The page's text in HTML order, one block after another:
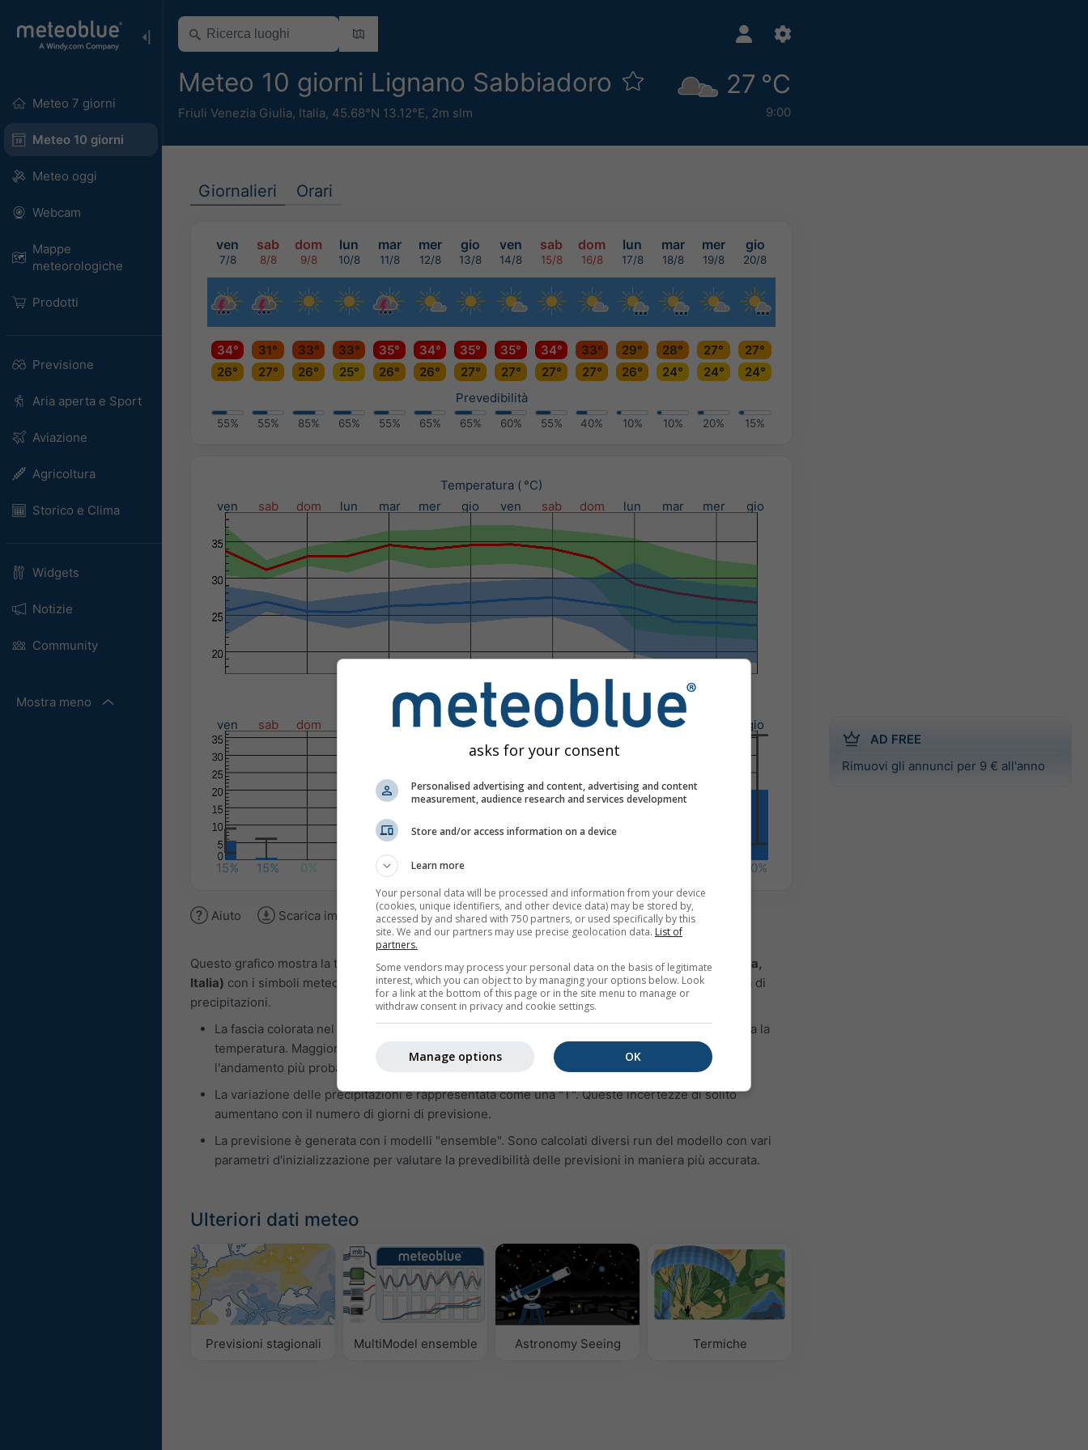
Meteo 7 giorni
Meteo 10 giorni
Meteo oggi
Webcam
Mappe
meteorologiche
Prodotti
Previsione
Aria aperta e Sport
Aviazione
Agricoltura
Storico e Clima
Widgets
Notizie
Community
Mostra meno
Meteo 10 giorni Lignano Sabbiadoro
Friuli Venezia Giulia, Italia, 45.68°N 13.12°E, 2m slm
27 °C
9:00
AD FREE
Rimuovi gli annunci per 9 € all'anno
Giornalieri Orari
ven sab dom lun mar mer gio ven sab dom lun mar mer gio
7/8 8/8 9/8 10/8 11/8 12/8 13/8 14/8 15/8 16/8 17/8 18/8 19/8 20/8
34° 31° 33° 33° 35° 34° 35° 35° 34° 33° 29° 28° 27°
27°
26°
27° 26° 25° 26° 26° 27° 27° 27° 27° 26° 24° 24°
24°
Prevedibilità
55% 55% 85% 65% 55% 65% 65% 60% 55% 40% 10% 10% 20% 15%
Temperatura ( °C)
ven
sab dom lun mar mer gio ven sab dom lun mar mer gio
Precipitazioni (mm) / Probabilità di precipitazioni (%)
ven
sab dom mar mer gio ven sab dom lun mar gio
15% 15% 0% 15% 20% 15% 40%
Aiuto Scarica immagine
Questo grafico mostra la tendenza meteo a 14 giorni perLignano Sabbiadoro (Friuli Venezia Giulia,
Italia) con i simboli meteo giornalieri, la temperatura minima e massima, la quantità e la probabilità di
precipitazioni.
La fascia colorata nel grafico delle temperature rappresenta l’intervallo entro il quale è prevista la
temperatura. Maggiore l’oscillazione, più incerta è la previsione. La linea spessa rappresenta
l'andamento più probabile.
La variazione delle precipitazioni è rappresentata come una "T". Queste incertezze di solito
aumentano con il numero di giorni di previsione.
La previsione è generata con i modelli "ensemble". Sono calcolati diversi run del modello con vari
parametri d'inizializzazione per valutare la prevedibilità delle previsioni in maniera più accurata.
Ulteriori dati meteo
Previsioni stagionali MultiModel ensemble Astronomy Seeing Termiche
asks for your consent
Personalised advertising and content, advertising and content
measurement, audience research and services development
Store and/or access information on a device
Learn more
Your personal data will be processed and information from your device
(cookies, unique identifiers, and other device data) may be stored by,
accessed by and shared with 750 partners, or used specifically by this
site. We and our partners may use precise geolocation data. List of
partners.
Some vendors may process your personal data on the basis of legitimate
interest, which you can object to by managing your options below. Look
for a link at the bottom of this page or in the site menu to manage or
withdraw consent in privacy and cookie settings.
OK
Manage options